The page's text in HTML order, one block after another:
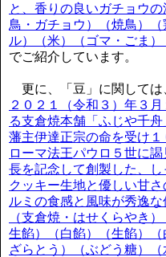
と、香りの良いガチョウ
鳥・ガチョウ）（焼鳥）
ル）（米）（ゴマ・ごま
でご紹介しています。
更に、「豆」に関しては
２０２１（令和３）年３
る支倉焼本舗「ふじや千
藩主伊達正宗の命を受け
ローマ法王パウロ５世に
長を記念して創製した、
クッキー生地と優しい甘
ルミの食感と風味が秀逸な
（支倉焼・はせくらやき
生餡）（白餡）（生餡）
ざらとう）（ぶどう糖）